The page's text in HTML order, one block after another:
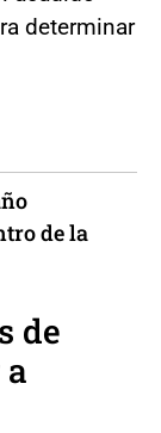
determinar
de la
de